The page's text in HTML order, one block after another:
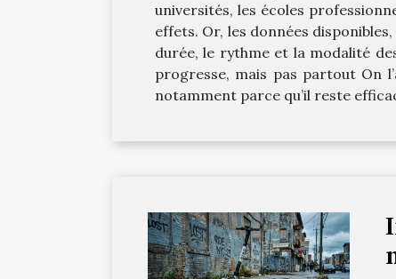
universités, les écoles
effets. Or, les données
durée, le rythme et la modalité
progresse, mais pas partout On
notamment parce qu’il reste